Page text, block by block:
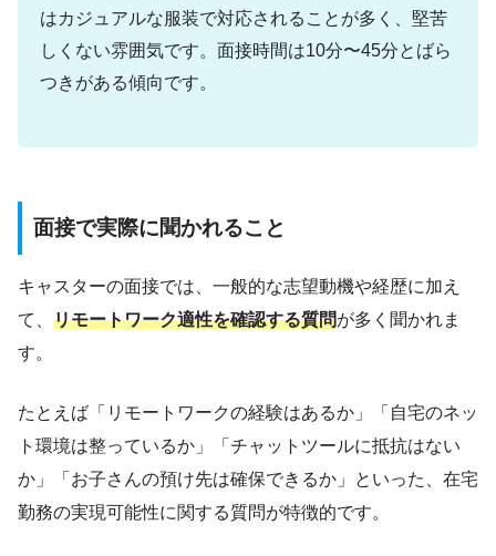
はカジュアルな服装で対応されることが多く、堅苦
しくない雰囲気です。面接時間は10分〜45分とばら
つきがある傾向です。
面接で実際に聞かれること
キャスターの面接では、一般的な志望動機や経歴に加え
て、 リモートワーク適性を確認する質問が多く聞かれま
す。
たとえば「リモートワークの経験はあるか」「自宅のネッ
ト環境は整っているか」「チャットツールに抵抗はない
か」「お子さんの預け先は確保できるか」といった、在宅
勤務の実現可能性に関する質問が特徴的です。